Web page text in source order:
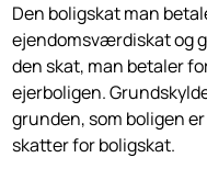
Den boligskat man
ejendomsværdiskat og
den skat, man betaler
ejerboligen.
grunden, som boligen
skatter for boligskat.